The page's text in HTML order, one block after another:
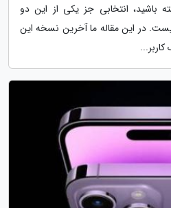
باشید، انتخابی جز یکی از این دو
در این مقاله ما آخرین نسخه این